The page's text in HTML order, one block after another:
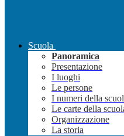
Scuola
Panoramica
Presentazione
I luoghi
Le persone
I numeri della
Le carte della
Organizzazione
La storia